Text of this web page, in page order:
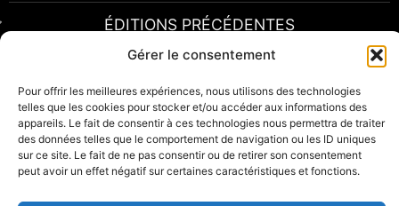
Gérer le consentement
Pour offrir les meilleures expériences, nous utilisons des technologies
telles que les cookies pour stocker et/ou accéder aux informations des
appareils. Le fait de consentir à ces technologies nous permettra de traiter
des données telles que le comportement de navigation ou les ID uniques
sur ce site. Le fait de ne pas consentir ou de retirer son consentement
peut avoir un effet négatif sur certaines caractéristiques et fonctions.
ÉDITIONS PRÉCÉDENTES